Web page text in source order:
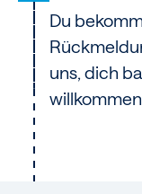
Du
uns, dich